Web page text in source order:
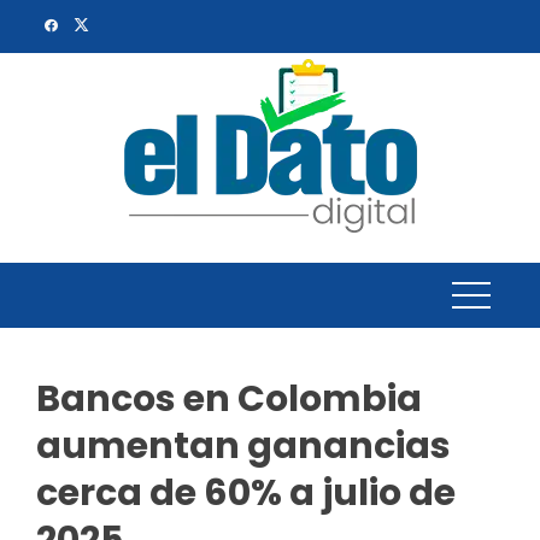
Bancos en Colombia
aumentan ganancias
cerca de 60% a julio de